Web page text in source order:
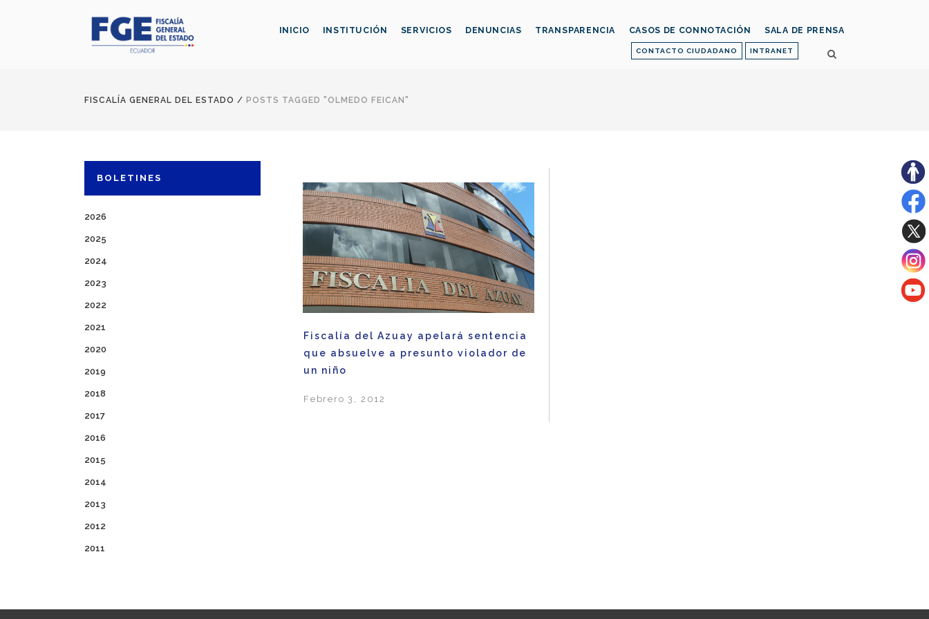
CONTACTO CIUDADANO INTRANET
INICIO INSTITUCIÓN SERVICIOS DENUNCIAS TRANSPARENCIA CASOS DE CONNOTACIÓN SALA DE PRENSA
FISCALÍA GENERAL DEL ESTADO / POSTS TAGGED "OLMEDO FEICAN"
BOLETINES
2026
2025
2024
2023
2022
2021
2020
2019
2018
2017
2016
2015
2014
2013
2012
2011
Fiscalía del Azuay apelará sentencia
que absuelve a presunto violador de
un niño
Febrero 3, 2012